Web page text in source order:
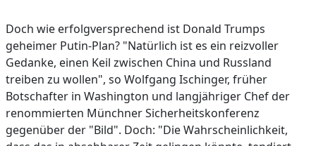
Doch wie erfolgversprechend ist Donald Trumps
geheimer Putin-Plan? "Natürlich ist es ein reizvoller
Gedanke, einen Keil zwischen China und Russland
treiben zu wollen", so Wolfgang Ischinger, früher
Botschafter in Washington und langjähriger Chef der
renommierten Münchner Sicherheitskonferenz
gegenüber der "Bild". Doch: "Die Wahrscheinlichkeit,